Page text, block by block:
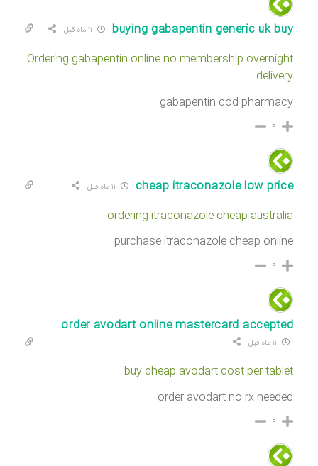
buying gabapentin generic uk buy
Ordering gabapentin online no membership overnight
delivery
gabapentin cod pharmacy
۰
cheap itraconazole low price
ordering itraconazole cheap australia
purchase itraconazole cheap online
۰
order avodart online mastercard accepted
buy cheap avodart cost per tablet
order avodart no rx needed
۰